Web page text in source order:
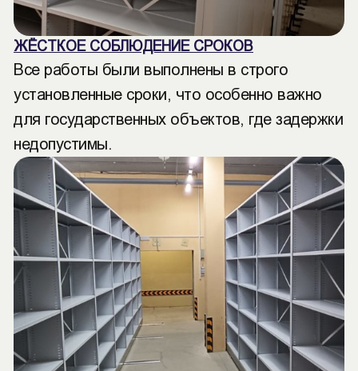
ЖЁСТКОЕ СОБЛЮДЕНИЕ СРОКОВ
Все работы были выполнены в строго
установленные сроки, что особенно важно
для государственных объектов, где задержки
недопустимы.